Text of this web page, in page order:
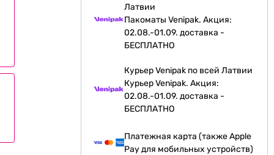
Латвии
Пакоматы Venipak. Акция:
02.08.-01.09. доставка -
БЕСПЛАТНО
Курьер Venipak по всей Латвии
Курьер Venipak. Акция:
02.08.-01.09. доставка -
БЕСПЛАТНО
Платежная карта (также Apple
Pay для мобильных устройств)